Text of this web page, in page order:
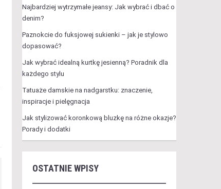
Najbardziej wytrzymałe jeansy: Jak wybrać i dbać o
denim?
Paznokcie do fuksjowej sukienki – jak je stylowo
dopasować?
Jak wybrać idealną kurtkę jesienną? Poradnik dla
każdego stylu
Tatuaże damskie na nadgarstku: znaczenie,
inspiracje i pielęgnacja
Jak stylizować koronkową bluzkę na różne okazje?
Porady i dodatki
OSTATNIE WPISY